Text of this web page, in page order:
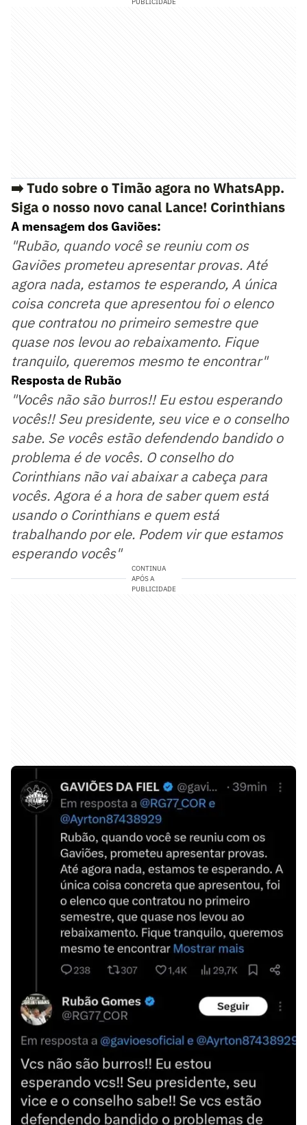
➡️ Tudo sobre o Timão agora no WhatsApp.
Siga o nosso novo canal Lance! Corinthians
A mensagem dos Gaviões:
"Rubão, quando você se reuniu com os
Gaviões prometeu apresentar provas. Até
agora nada, estamos te esperando, A única
coisa concreta que apresentou foi o elenco
que contratou no primeiro semestre que
quase nos levou ao rebaixamento. Fique
tranquilo, queremos mesmo te encontrar"
Resposta de Rubão
"Vocês não são burros!! Eu estou esperando
vocês!! Seu presidente, seu vice e o conselho
sabe. Se vocês estão defendendo bandido o
problema é de vocês. O conselho do
Corinthians não vai abaixar a cabeça para
vocês. Agora é a hora de saber quem está
usando o Corinthians e quem está
trabalhando por ele. Podem vir que estamos
esperando vocês"
CONTINUA
APÓS A
PUBLICIDADE